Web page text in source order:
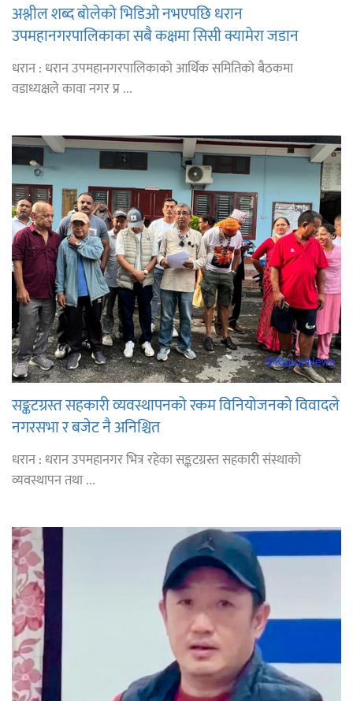
अश्लील शब्द बोलेको भिडिओ नभएपछि धरान
उपमहानगरपालिकाका सबै कक्षमा सिसी क्यामेरा जडान
धरान : धरान उपमहानगरपालिकाको आर्थिक समितिको बैठकमा
वडाध्यक्षले कावा नगर प्र ...
सङ्कटग्रस्त सहकारी व्यवस्थापनको रकम विनियोजनको विवादले
नगरसभा र बजेट नै अनिश्चित
धरान : धरान उपमहानगर भित्र रहेका सङ्कटग्रस्त सहकारी संस्थाको
व्यवस्थापन तथा ...